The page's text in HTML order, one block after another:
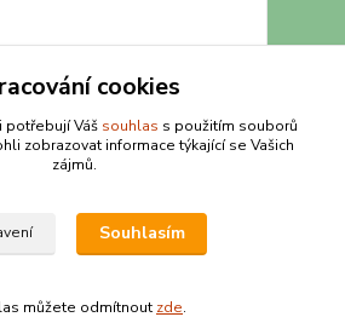
Přidat do košíku
strana z 1
cookies
potřebují Váš souhlas s použitím souborů
zobrazovat informace týkající se Vašich
zájmů.
Souhlasím
můžete odmítnout zde.